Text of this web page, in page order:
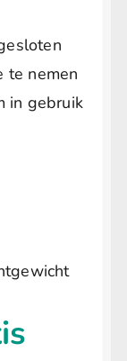
te nemen
in gebruik